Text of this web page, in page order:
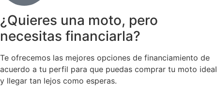
¿Quieres una moto, pero
necesitas financiarla?
Te ofrecemos las mejores opciones de financiamiento de
acuerdo a tu perfil para que puedas comprar tu moto ideal
y llegar tan lejos como esperas.